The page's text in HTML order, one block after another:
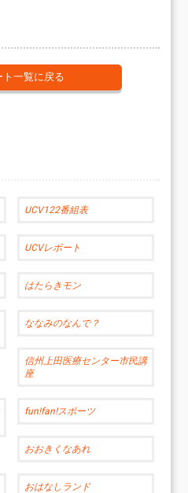
ト一覧に戻る
UCV122番組表
UCVレポート
はたらきモン
ななみのなんで？
信州上田医療センター市民講
座
fun!fan!スポーツ
おおきくなあれ
おはなしランド